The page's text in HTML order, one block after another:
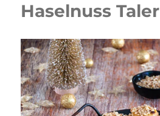
Haselnuss Taler